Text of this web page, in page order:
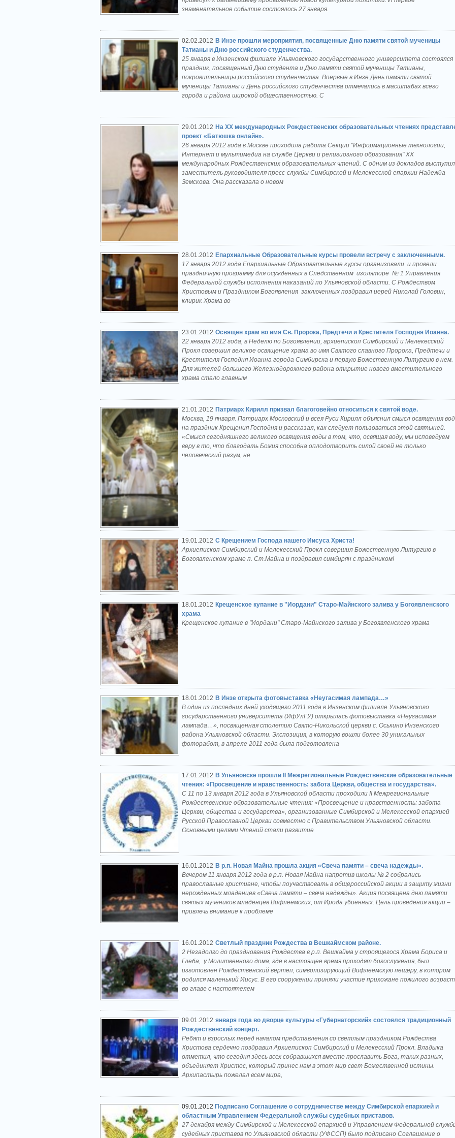
знаменательное событие состоялось 27 января.
02.02.2012 В Инзе прошли мероприятия, посвященные Дню памяти святой мученицы
Татианы и Дню российского студенчества.
25 января в Инзенском филиале Ульяновского государственного университета состоялся
праздник, посвященный Дню студента и Дню памяти святой мученицы Татианы,
покровительницы российского студенчества. Впервые в Инзе День памяти святой
мученицы Татианы и День российского студенчества отмечались в масштабах всего
города и района широкой общественностью. С
29.01.2012 На XX международных Рождественских образовательных чтениях
проект «Батюшка онлайн».
26 января 2012 года в Москве проходила работа Секции "Информационные технологии,
Интернет и мультимедиа на службе Церкви и религиозного образования" XX
международных Рождественских образовательных чтений. С одним из докладов
заместитель руководителя пресс-службы Симбирской и Мелекесской епархии Надежда
Земскова. Она рассказала о новом
28.01.2012 Епархиальные Образовательные курсы провели встречу с заключенными.
17 января 2012 года Епархиальные Образовательные курсы организовали и провели
праздничную программу для осужденных в Следственном изоляторе № 1 Управления
Федеральной службы исполнения наказаний по Ульяновской области. С Рождеством
Христовым и Праздником Богоявления заключенных поздравил иерей Николай Головин,
клирик Храма во
23.01.2012 Освящен храм во имя Св. Пророка, Предтечи и Крестителя Господня Иоанна.
22 января 2012 года, в Неделю по Богоявлении, архиепископ Симбирский и Мелекесский
Прокл совершил великое освящение храма во имя Святого славного Пророка, Предтечи и
Крестителя Господня Иоанна города Симбирска и первую Божественную Литургию в
Для жителей большого Железнодорожного района открытие нового вместительного
храма стало главным
21.01.2012 Патриарх Кирилл призвал благоговейно относиться к святой воде.
Москва, 19 января. Патриарх Московский и всея Руси Кирилл объяснил смысл освящения
на праздник Крещения Господня и рассказал, как следует пользоваться этой святыней.
«Смысл сегодняшнего великого освящения воды в том, что, освящая воду, мы исповедуем
веру в то, что благодать Божия способна оплодотворить силой своей не только
человеческий разум, не
19.01.2012 С Крещением Господа нашего Иисуса Христа!
Архиепископ Симбирский и Мелекесский Прокл совершил Божественную Литургию в
Богоявленском храме п. Ст.Майна и поздравил симбирян с праздником!
18.01.2012 Крещенское купание в "Иордани" Старо-Майнского залива у Богоявленского
храма
Крещенское купание в "Иордани" Старо-Майнского залива у Богоявленского храма
18.01.2012 В Инзе открыта фотовыставка «Неугасимая лампада…»
В один из последних дней уходящего 2011 года в Инзенском филиале Ульяновского
государственного университета (ИфУлГУ) открылась фотовыставка «Неугасимая
лампада…», посвященная столетию Свято-Никольской церкви с. Оськино Инзенского
района Ульяновской области. Экспозиция, в которую вошли более 30 уникальных
фоторабот, в апреле 2011 года была подготовлена
17.01.2012 В Ульяновске прошли II Межрегиональные Рождественские образовательные
чтения: «Просвещение и нравственность: забота Церкви, общества и государства».
С 11 по 13 января 2012 года в Ульяновской области проходили II Межрегиональные
Рождественские образовательные чтения: «Просвещение и нравственность: забота
Церкви, общества и государства», организованные Симбирской и Мелекесской епархией
Русской Православной Церкви совместно с Правительством Ульяновской области.
Основными целями Чтений стали развитие
16.01.2012 В р.п. Новая Майна прошла акция «Свеча памяти – свеча надежды».
Вечером 11 января 2012 года в р.п. Новая Майна напротив школы № 2 собрались
православные христиане, чтобы поучаствовать в общероссийской акции в защиту жизни
нерожденных младенцев «Свеча памяти – свеча надежды». Акция посвящена дню памяти
святых мучеников младенцев Вифлеемских, от Ирода убиенных. Цель проведения акции –
привлечь внимание к проблеме
16.01.2012 Светлый праздник Рождества в Вешкаймском районе.
2 Незадолго до празднования Рождества в р.п. Вешкайма у строящегося Храма Бориса и
Глеба, у Молитвенного дома, где в настоящее время проходят богослужения, был
изготовлен Рождественский вертеп, символизирующий Вифлеемскую пещеру, в котором
родился маленький Иисус. В его сооружении приняли участие прихожане пожилого
во главе с настоятелем
09.01.2012 января года во дворце культуры «Губернаторский» состоялся традиционный
Рождественский концерт.
Ребят и взрослых перед началом представления со светлым праздником Рождества
Христова сердечно поздравил Архиепископ Симбирский и Мелекесский Прокл. Владыка
отметил, что сегодня здесь всех собравшихся вместе прославить Бога, таких разных,
объединяет Христос, который принес нам в этот мир свет Божественной истины.
Архипастырь пожелал всем мира,
09.01.2012 Подписано Соглашение о сотрудничестве между Симбирской епархией и
областным Управлением Федеральной службы судебных приставов.
27 декабря между Симбирской и Мелекесской епархией и Управлением Федеральной
судебных приставов по Ульяновской области (УФССП) было подписано Соглашение о